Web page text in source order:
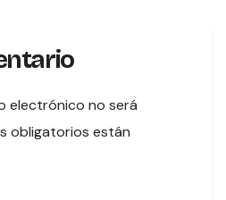
electrónico no será
obligatorios están